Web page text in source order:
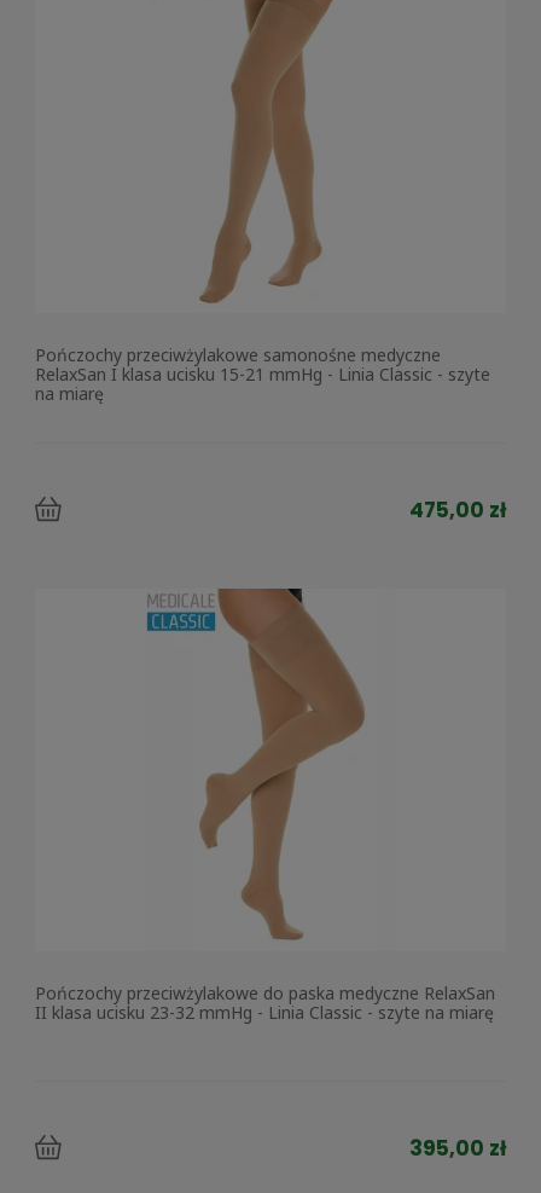
Pończochy przeciwżylakowe samonośne medyczne
RelaxSan I klasa ucisku 15-21 mmHg - Linia Classic - szyte
na miarę
475,00 zł
Pończochy przeciwżylakowe do paska medyczne RelaxSan
II klasa ucisku 23-32 mmHg - Linia Classic - szyte na miarę
395,00 zł